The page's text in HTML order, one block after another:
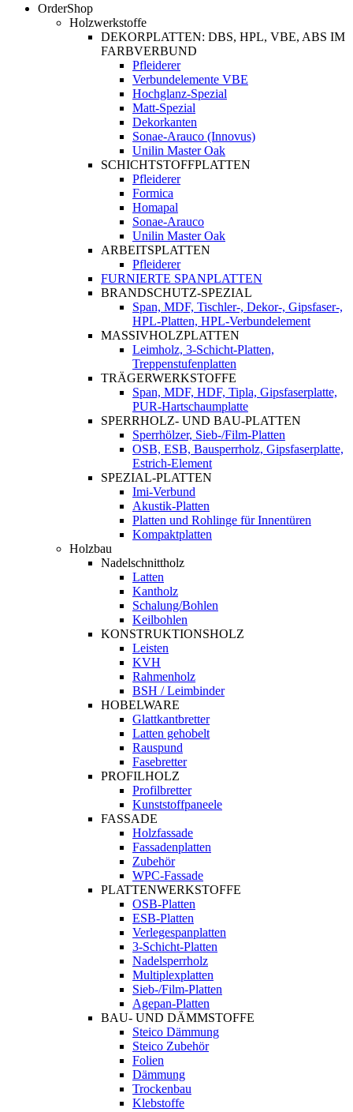
OrderShop
Holzwerkstoffe
DEKORPLATTEN: DBS, HPL, VBE, ABS IM
FARBVERBUND
Pfleiderer
Verbundelemente VBE
Hochglanz-Spezial
Matt-Spezial
Dekorkanten
Sonae-Arauco (Innovus)
Unilin Master Oak
SCHICHTSTOFFPLATTEN
Pfleiderer
Formica
Homapal
Sonae-Arauco
Unilin Master Oak
ARBEITSPLATTEN
Pfleiderer
FURNIERTE SPANPLATTEN
BRANDSCHUTZ-SPEZIAL
Span, MDF, Tischler-, Dekor-, Gipsfaser-,
HPL-Platten, HPL-Verbundelement
MASSIVHOLZPLATTEN
Leimholz, 3-Schicht-Platten,
Treppenstufenplatten
TRÄGERWERKSTOFFE
Span, MDF, HDF, Tipla, Gipsfaserplatte,
PUR-Hartschaumplatte
SPERRHOLZ- UND BAU-PLATTEN
Sperrhölzer, Sieb-/Film-Platten
OSB, ESB, Bausperrholz, Gipsfaserplatte,
Estrich-Element
SPEZIAL-PLATTEN
Imi-Verbund
Akustik-Platten
Platten und Rohlinge für Innentüren
Kompaktplatten
Holzbau
Nadelschnittholz
Latten
Kantholz
Schalung/Bohlen
Keilbohlen
KONSTRUKTIONSHOLZ
Leisten
KVH
Rahmenholz
BSH / Leimbinder
HOBELWARE
Glattkantbretter
Latten gehobelt
Rauspund
Fasebretter
PROFILHOLZ
Profilbretter
Kunststoffpaneele
FASSADE
Holzfassade
Fassadenplatten
Zubehör
WPC-Fassade
PLATTENWERKSTOFFE
OSB-Platten
ESB-Platten
Verlegespanplatten
3-Schicht-Platten
Nadelsperrholz
Multiplexplatten
Sieb-/Film-Platten
Agepan-Platten
BAU- UND DÄMMSTOFFE
Steico Dämmung
Steico Zubehör
Folien
Dämmung
Trockenbau
Klebstoffe